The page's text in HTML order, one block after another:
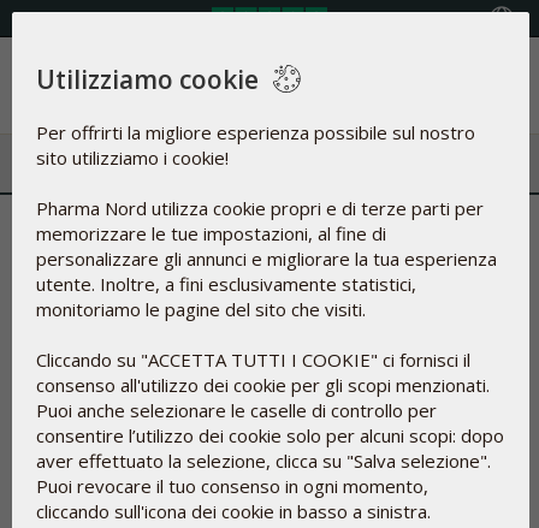
Menu
Archivio Notizie | Muscoli e
allenamento
Utilizziamo cookie
Per offrirti la migliore esperienza possibile sul nostro
sito utilizziamo i cookie!
Pharma Nord utilizza cookie propri e di terze parti per
memorizzare le tue impostazioni, al fine di
personalizzare gli annunci e migliorare la tua esperienza
utente. Inoltre, a fini esclusivamente statistici,
monitoriamo le pagine del sito che visiti.
Cliccando su "ACCETTA TUTTI I COOKIE" ci fornisci il
consenso all'utilizzo dei cookie per gli scopi menzionati.
Puoi anche selezionare le caselle di controllo per
consentire l’utilizzo dei cookie solo per alcuni scopi: dopo
aver effettuato la selezione, clicca su "Salva selezione".
Puoi revocare il tuo consenso in ogni momento,
cliccando sull'icona dei cookie in basso a sinistra.